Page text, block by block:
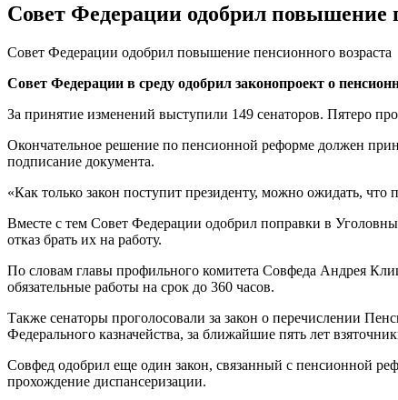
Совет Федерации одобрил повышение
Совет Федерации одобрил повышение пенсионного возраста
Совет Федерации в среду одобрил законопроект о
За принятие изменений выступили 149 сенаторов. Пятеро
Окончательное решение по пенсионной реформе должен
подписание документа.
«Как только закон поступит президенту, можно ожидать,
Вместе с тем Совет Федерации одобрил поправки в
отказ брать их на работу.
По словам главы профильного комитета Совфеда Андрея
обязательные работы на срок до 360 часов.
Также сенаторы проголосовали за закон о перечислении
Федерального казначейства, за ближайшие пять лет
Совфед одобрил еще один закон, связанный с пенсионной
прохождение диспансеризации.